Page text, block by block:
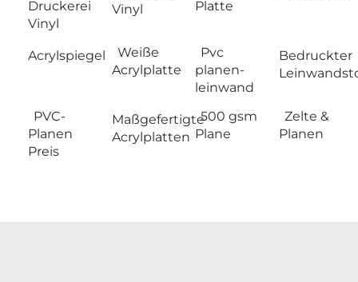
Druckerei
Vinyl
Vinyl
Platte
Acrylspiegel
Weiße
Acrylplatte
Pvc
planen-
leinwand
Bedruckter
PVC-
Planen
Preis
Maßgefertigte
Acrylplatten
500 gsm
Plane
Zelte &
Planen